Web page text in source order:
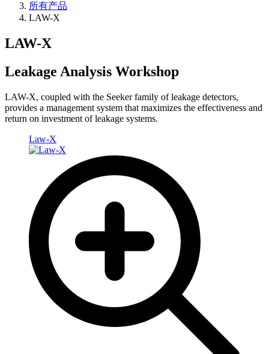
所有产品
LAW-X
LAW-X
Leakage Analysis Workshop
LAW-X, coupled with the Seeker family of leakage detectors,
provides a management system that maximizes the effectiveness and
return on investment of leakage systems.
Law-X